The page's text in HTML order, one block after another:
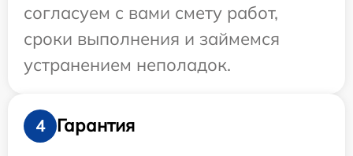
согласуем с вами смету работ,
сроки выполнения и займемся
устранением неполадок.
4
Гарантия